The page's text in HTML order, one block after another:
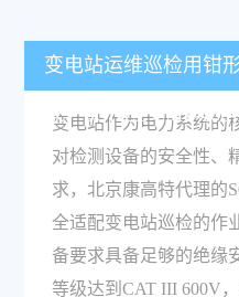
变电站运维巡检用钳
求？SONEL CMP-400
变电站作为电力系统的
对检测设备的安全性、
求，北京康高特代理的
全适配变电站巡检的作
备要求具备足够的绝缘
等级达到CAT III 600V